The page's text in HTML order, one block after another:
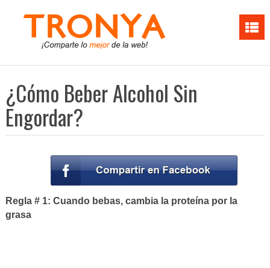
¿Cómo Beber Alcohol Sin
Engordar?
Regla # 1: Cuando bebas, cambia la proteína por la
grasa